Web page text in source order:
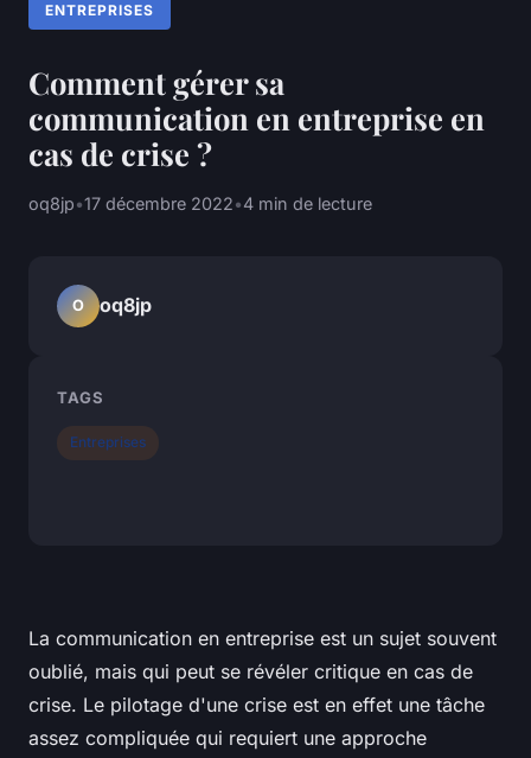
ENTREPRISES
Comment gérer sa
communication en entreprise en
cas de crise ?
oq8jp•17 décembre 2022•4 min de lecture
La communication en entreprise est un sujet souvent
oublié, mais qui peut se révéler critique en cas de
crise. Le pilotage d'une crise est en effet une tâche
assez compliquée qui requiert une approche
O oq8jp
TAGS
Entreprises